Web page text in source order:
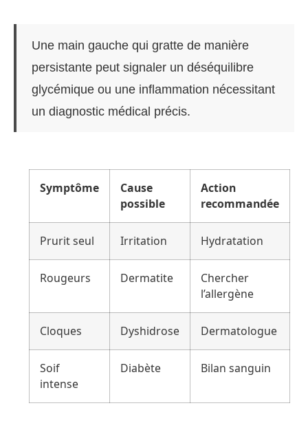
Une main gauche qui gratte de manière
persistante peut signaler un déséquilibre
glycémique ou une inflammation nécessitant
un diagnostic médical précis.
Symptôme
Cause
possible
Action
recommandée
Prurit seul Irritation Hydratation
Rougeurs Dermatite
Chercher
l’allergène
Cloques Dyshidrose Dermatologue
Soif
intense
Diabète Bilan sanguin